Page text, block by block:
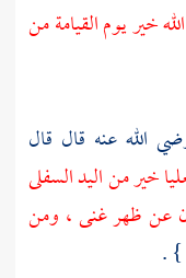
خير يوم القيامة من
الله عنه قال قال
خير من اليد السفلى
عن ظهر غنى ، ومن
} .